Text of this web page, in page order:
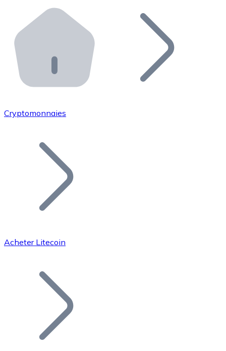
Distributeurs automatiques Bitnovo
Intégrez un ATM Bitnovo dans votre entreprise et
API Bitnovo
Intégrez notre API dans votre écosystème.
Rejoignez notre réseau de distributeurs et
Ajoutez le token de votre projet à notre service
Bitcoin
Cryptomonnaies
Acheter Litecoin